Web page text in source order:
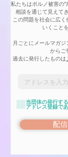
私たちはポルノ被害の"
相談を通じて見えて
この問題を社会に広
いくこと
月ごとにメールマガ
からご
過去に発行したものは
当団体の発行す
アドレス登録で
配